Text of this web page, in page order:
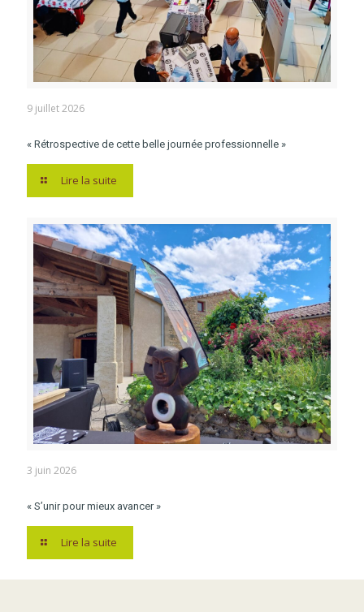
9 juillet 2026
« Rétrospective de cette belle journée professionnelle »
Lire la suite
3 juin 2026
« S’unir pour mieux avancer »
Lire la suite